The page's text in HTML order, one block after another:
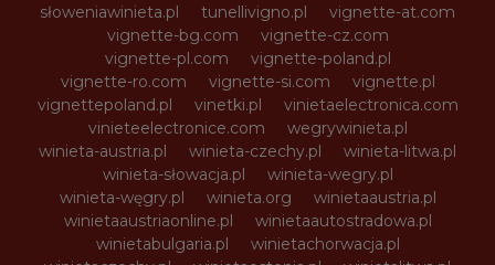
słoweniawinieta.pl
tunellivigno.pl
vignette-at.com
vignette-bg.com
vignette-cz.com
vignette-pl.com
vignette-poland.pl
vignette-ro.com
vignette-si.com
vignette.pl
vignettepoland.pl
vinetki.pl
vinietaelectronica.com
vinieteelectronice.com
wegrywinieta.pl
winieta-austria.pl
winieta-czechy.pl
winieta-litwa.pl
winieta-słowacja.pl
winieta-wegry.pl
winieta-węgry.pl
winieta.org
winietaaustria.pl
winietaaustriaonline.pl
winietaautostradowa.pl
winietabulgaria.pl
winietachorwacja.pl